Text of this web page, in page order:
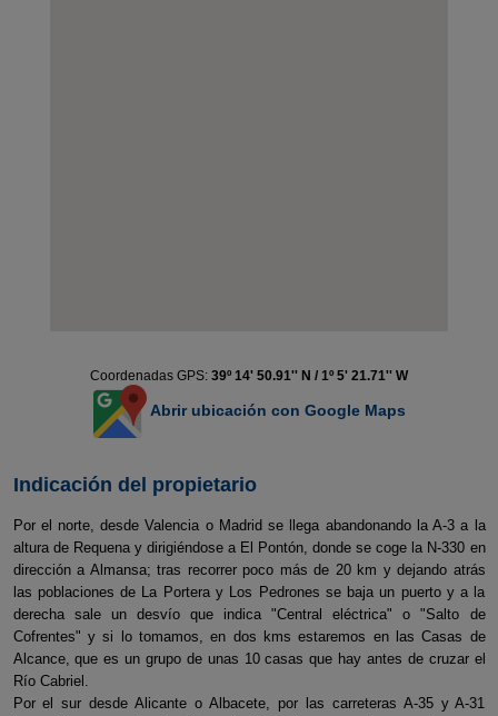
Coordenadas GPS: 39º 14' 50.91'' N / 1º 5' 21.71'' W
Abrir ubicación con Google Maps
Indicación del propietario
Por el norte, desde Valencia o Madrid se llega abandonando la A-3 a la
altura de Requena y dirigiéndose a El Pontón, donde se coge la N-330 en
dirección a Almansa; tras recorrer poco más de 20 km y dejando atrás
las poblaciones de La Portera y Los Pedrones se baja un puerto y a la
derecha sale un desvío que indica "Central eléctrica" o "Salto de
Cofrentes" y si lo tomamos, en dos kms estaremos en las Casas de
Alcance, que es un grupo de unas 10 casas que hay antes de cruzar el
Río Cabriel.
Por el sur desde Alicante o Albacete, por las carreteras A-35 y A-31